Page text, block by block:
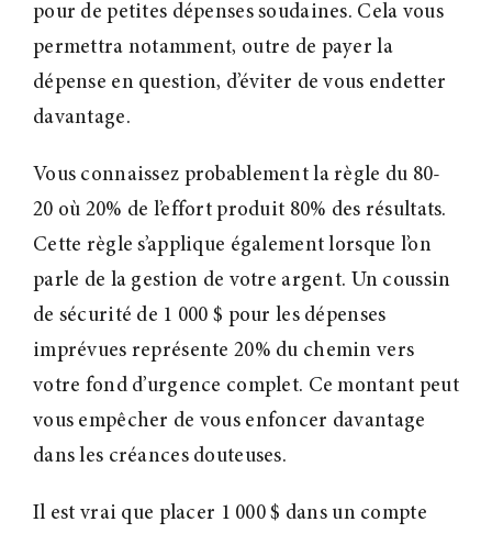
pour de petites dépenses soudaines. Cela vous
permettra notamment, outre de payer la
dépense en question, d’éviter de vous endetter
davantage.
Vous connaissez probablement la règle du 80-
20 où 20% de l’effort produit 80% des résultats.
Cette règle s’applique également lorsque l’on
parle de la gestion de votre argent. Un coussin
de sécurité de 1 000 $ pour les dépenses
imprévues représente 20% du chemin vers
votre fond d’urgence complet. Ce montant peut
vous empêcher de vous enfoncer davantage
dans les créances douteuses.
Il est vrai que placer 1 000 $ dans un compte